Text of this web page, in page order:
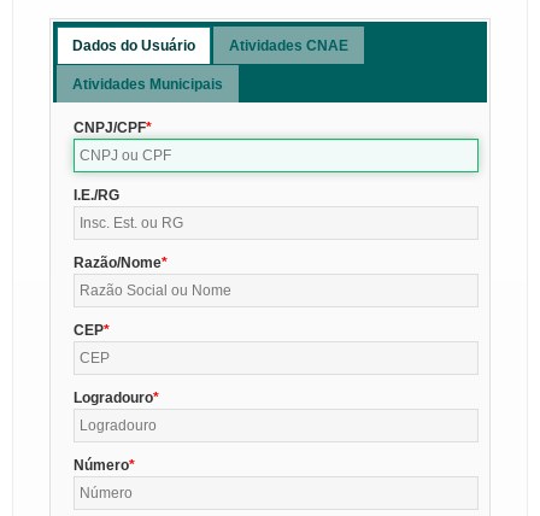
Dados do Usuário Atividades CNAE
Atividades Municipais
CNPJ/CPF
I.E./RG
Razão/Nome
CEP
Logradouro
Número